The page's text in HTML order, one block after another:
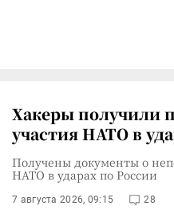
Хакеры получили
участия НАТО в
Получены документы о
НАТО в ударах по России
7 августа 2026, 09:15 28